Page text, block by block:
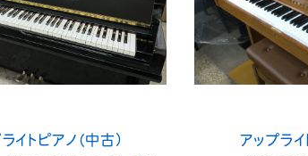
イトピアノ（中古） アップラ